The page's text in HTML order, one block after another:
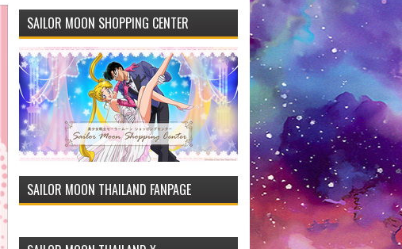
SAILOR MOON SHOPPING CENTER
SAILOR MOON THAILAND FANPAGE